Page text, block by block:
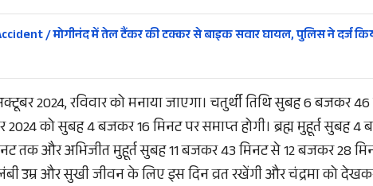
/ मोगीनंद में तेल टैंकर की टक्कर से बाइक सवार घायल, पुलिस ने दर्ज
2024, रविवार को मनाया जाएगा। चतुर्थी तिथि सुबह 6 बजकर
को सुबह 4 बजकर 16 मिनट पर समाप्त होगी। ब्रह्म मुहूर्त सुबह
तक और अभिजीत मुहूर्त सुबह 11 बजकर 43 मिनट से 12 बजकर 28
उम्र और सुखी जीवन के लिए इस दिन व्रत रखेंगी और चंद्रमा को